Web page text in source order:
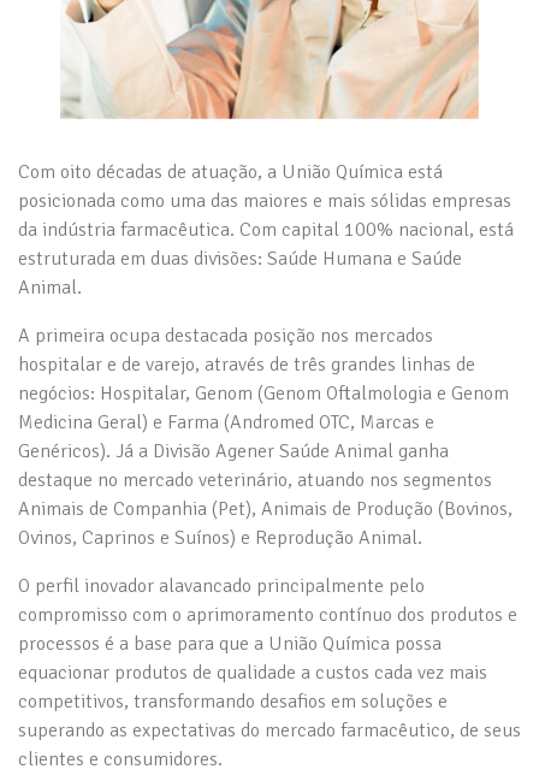
Com oito décadas de atuação, a União Química está
posicionada como uma das maiores e mais sólidas empresas
da indústria farmacêutica. Com capital 100% nacional, está
estruturada em duas divisões: Saúde Humana e Saúde
Animal.
A primeira ocupa destacada posição nos mercados
hospitalar e de varejo, através de três grandes linhas de
negócios: Hospitalar, Genom (Genom Oftalmologia e Genom
Medicina Geral) e Farma (Andromed OTC, Marcas e
Genéricos). Já a Divisão Agener Saúde Animal ganha
destaque no mercado veterinário, atuando nos segmentos
Animais de Companhia (Pet), Animais de Produção (Bovinos,
Ovinos, Caprinos e Suínos) e Reprodução Animal.
O perfil inovador alavancado principalmente pelo
compromisso com o aprimoramento contínuo dos produtos e
processos é a base para que a União Química possa
equacionar produtos de qualidade a custos cada vez mais
competitivos, transformando desafios em soluções e
superando as expectativas do mercado farmacêutico, de seus
clientes e consumidores.